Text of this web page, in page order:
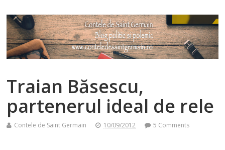
Traian Băsescu,
partenerul ideal de rele
Contele de Saint Germain 10/09/2012 5 Comments